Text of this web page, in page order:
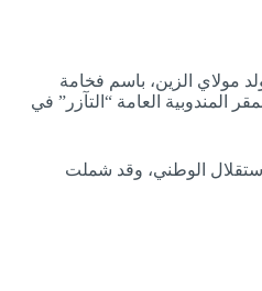
مولاي الزين، باسم فخامة
المندوبية العامة “التآزر” في
الوطني، وقد شملت